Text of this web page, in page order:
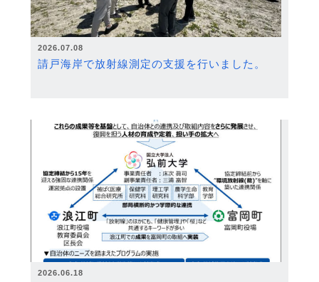
2026.07.08
請戸海岸で放射線測定の支援を行いました。
2026.06.18